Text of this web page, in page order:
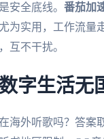
安全底线。 番茄加
为实用，工作流量
互不干扰。
字生活无
海外听歌吗？答案